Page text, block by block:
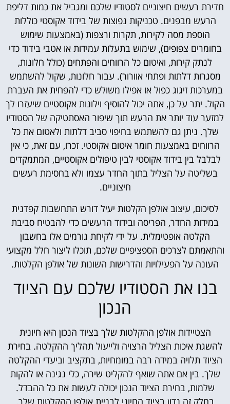
חדירת רעשים חיצוניים לסטודיו שלכם ומגביל את כמות דליפת
הרעש מבפנים. טכניקות נפוצות של בידוד אקוסטי כוללות
הוספת מסה לקירות, תקרות ורצפות (באמצעות שימוש
בחומרים צפופים), שימוש בתעלות עמידות או אטבי בידוד כדי
לנתק קירות, ואיטום כל הרווחים והפתחים (כולל חלונות,
מסגרות דלתות ופתחי אוורור). עבור חלונות, שקול להשתמש
במערכות זיגוג כפול או אפילו משולש כדי להפחית את העברת
הקול. יתר על כן, אתה יכול להוסיף וילונות אקוסטיים שיעזרו לך
למזער עוד יותר את הרעש תוך שיפור האסתטיקה של הסטודיו
שלך. ניתן גם להשתמש בחיפוי סביב דלתות ולאטום את כל
הרווחים באמצעות חומר איטום אקוסטי. זכרו, עם זאת, כי אין
לבלבל בין בידוד אקוסטי לבין טיפולים אקוסטיים, המתמקדים
בשליטה על הצליל בתוך החדר עצמו ולא בחסימת רעשים
חיצוניים.
לסיכום, עיצוב אולפן הקלטות יעיל דורש התחשבות קפדנית
במידות החדר, הפריסה ובידוד הרעשים כדי להבטיח סביבת
הקלטה אופטימלית. על ידי לקיחת גורמים אלו בחשבון
והתאמתם לצרכים הספציפיים שלכם, תוכלו ליצור חלל מקצועי
העונה על הפעילויות והדרישות השונות של אולפן הקלטות.
בנו את הסטודיו שלכם עם הציוד
הנכון
הצטיידות אולפן ההקלטות שלך בציוד הנכון היא חיונית
להשגת איכות הצליל הרצויה ולייעול תהליך ההקלטה. בחירת
הציוד תלויה במידה רבה במומחיות, בתקציב וביעדי ההקלטה
שלך. בין אם אתה שואף להקליט שירה, כלי נגינה או להקות
שלמות, בחירת הציוד הנכון יכולה לעשות את כל ההבדל.
בחלק זה נדון בציוד החיוני לבניית אולפן ההקלטות שלך.